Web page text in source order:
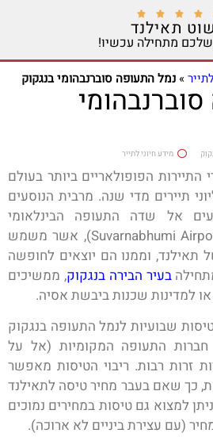




תאילנד
מתחילה עכשיו!
» נמל התעופה סוברנבהומי בנגקוק
מידע חיוני לתייר
הפופולאריים ביותר בעולם
תיירים מדי שנה. מרבית הנוסעים
אל שדה התעופה הבינלאומי
סוברנבהומי בבנגקוק (Suvarnabhumi Airport), אשר משמש
וממנו הם יוצאים לחופשה
בעיר הבירה בנגקוק, ממשיכים
או למדינות שכנות ביבשת אסיה.
שבועיות לנמל התעופה בנגקוק
חברות התעופה המקומיות (אל על
זרות רבות. ריבוי הטיסות מאפשר
כך שאם בעבר מחיר טיסה לתאילנד
כיום ניתן למצוא גם טיסות במחירים נמוכים
(עם עצירת ביניים לא ארוכה).